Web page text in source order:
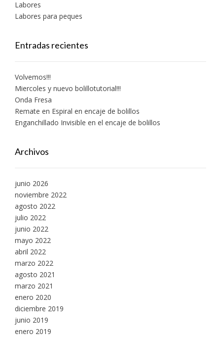
Labores
Labores para peques
Entradas recientes
Volvemos!!!
Miercoles y nuevo bolillotutorial!!!
Onda Fresa
Remate en Espiral en encaje de bolillos
Enganchillado Invisible en el encaje de bolillos
Archivos
junio 2026
noviembre 2022
agosto 2022
julio 2022
junio 2022
mayo 2022
abril 2022
marzo 2022
agosto 2021
marzo 2021
enero 2020
diciembre 2019
junio 2019
enero 2019